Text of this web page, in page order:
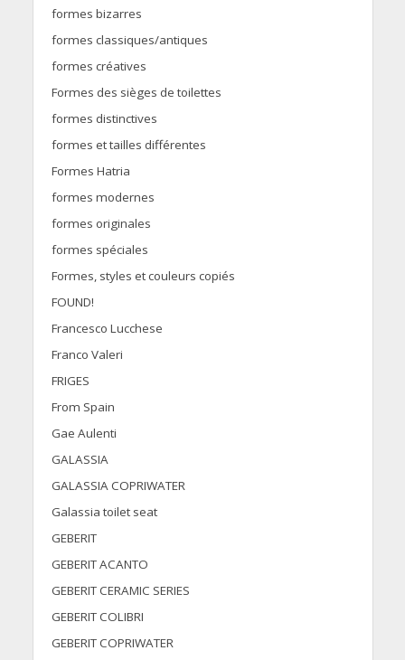
formes bizarres
formes classiques/antiques
formes créatives
Formes des sièges de toilettes
formes distinctives
formes et tailles différentes
Formes Hatria
formes modernes
formes originales
formes spéciales
Formes, styles et couleurs copiés
FOUND!
Francesco Lucchese
Franco Valeri
FRIGES
From Spain
Gae Aulenti
GALASSIA
GALASSIA COPRIWATER
Galassia toilet seat
GEBERIT
GEBERIT ACANTO
GEBERIT CERAMIC SERIES
GEBERIT COLIBRI
GEBERIT COPRIWATER